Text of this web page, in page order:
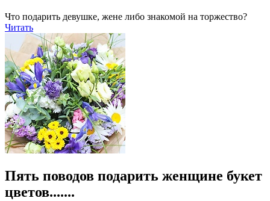
Что подарить девушке, жене либо знакомой на торжество?
Читать
Пять поводов подарить женщине букет
цветов.......